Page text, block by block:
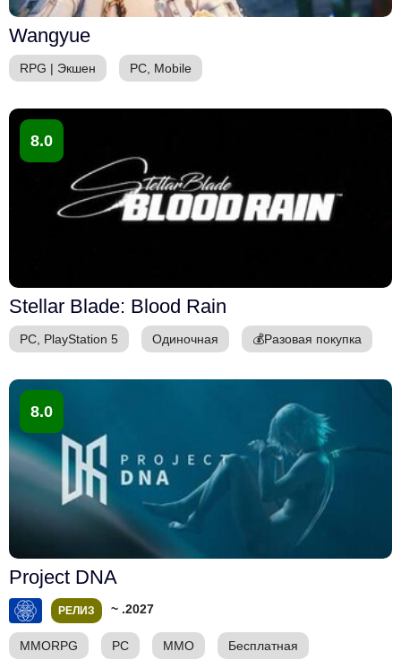
Wangyue
RPG | Экшен PC, Mobile
8.0
Stellar Blade: Blood Rain
PC, PlayStation 5 Одиночная 💰Разовая покупка
8.0
Project DNA
РЕЛИЗ ~ .2027
MMORPG PC ММО Бесплатная